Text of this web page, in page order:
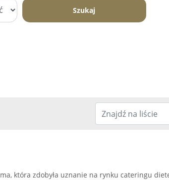
Szukaj
która zdobyła uznanie na rynku cateringu